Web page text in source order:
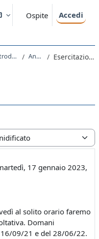
Ospite Accedi
Introduzione Annunci Esercitazione extra
17 gennaio 2023,
al solito orario faremo
Domani
09/21 e del 28/06/22.